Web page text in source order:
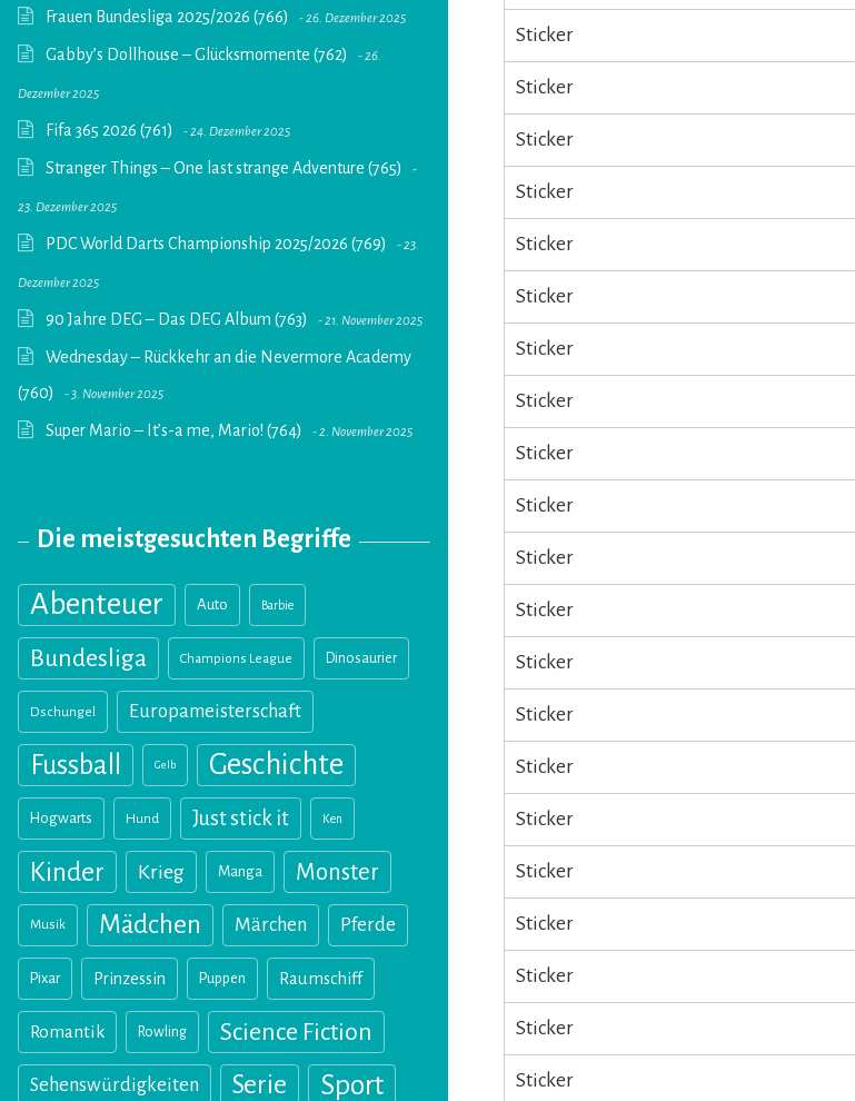
Frauen Bundesliga 2025/2026 (766) 26. Dezember 2025
Gabby’s Dollhouse – Glücksmomente (762) 26.
Dezember 2025
Fifa 365 2026 (761) 24. Dezember 2025
Stranger Things – One last strange Adventure (765)
23. Dezember 2025
PDC World Darts Championship 2025/2026 (769) 23.
Dezember 2025
90 Jahre DEG – Das DEG Album (763) 21. November 2025
Wednesday – Rückkehr an die Nevermore Academy
(760)
3. November 2025
Super Mario – It’s-a me, Mario! (764) 2. November 2025
Die meistgesuchten Begriffe
Abenteuer Auto Barbie
Bundesliga Champions League Dinosaurier
Dschungel Europameisterschaft
Fussball Gelb Geschichte
Hogwarts Hund Just stick it Ken
Kinder Krieg Manga Monster
Musik Mädchen Märchen Pferde
Pixar Prinzessin Puppen Raumschiff
Romantik Rowling Science Fiction
Sehenswürdigkeiten Serie Sport
Sticker
Sticker
Sticker
Sticker
Sticker
Sticker
Sticker
Sticker
Sticker
Sticker
Sticker
Sticker
Sticker
Sticker
Sticker
Sticker
Sticker
Sticker
Sticker
Sticker
Sticker